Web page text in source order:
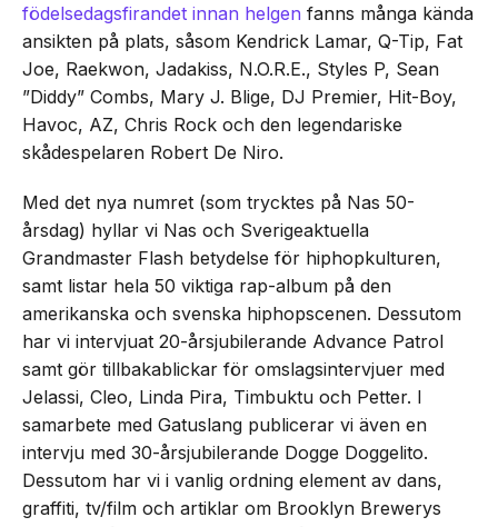
födelsedagsfirandet innan helgen fanns många kända
ansikten på plats, såsom Kendrick Lamar, Q-Tip, Fat
Joe, Raekwon, Jadakiss, N.O.R.E., Styles P, Sean
”Diddy” Combs, Mary J. Blige, DJ Premier, Hit-Boy,
Havoc, AZ, Chris Rock och den legendariske
skådespelaren Robert De Niro.
Med det nya numret (som trycktes på Nas 50-
årsdag) hyllar vi Nas och Sverigeaktuella
Grandmaster Flash betydelse för hiphopkulturen,
samt listar hela 50 viktiga rap-album på den
amerikanska och svenska hiphopscenen. Dessutom
har vi intervjuat 20-årsjubilerande Advance Patrol
samt gör tillbakablickar för omslagsintervjuer med
Jelassi, Cleo, Linda Pira, Timbuktu och Petter. I
samarbete med Gatuslang publicerar vi även en
intervju med 30-årsjubilerande Dogge Doggelito.
Dessutom har vi i vanlig ordning element av dans,
graffiti, tv/film och artiklar om Brooklyn Brewerys